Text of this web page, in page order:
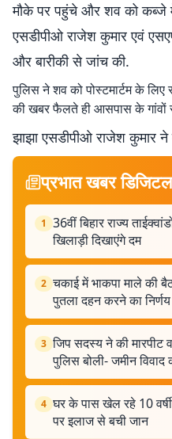
मौके पर पहुंचे और शव को कब्जे
एसडीपीओ राजेश कुमार एवं
और बारीकी से जांच की.
पुलिस ने शव को पोस्टमार्टम के
की खबर फैलते ही आसपास के गांवों
झाझा एसडीपीओ राजेश कुमार ने
प्रभात खबर डिजिटल
1 36वीं बिहार राज्य
खिलाड़ी दिखाएंगे दम
2 चकाई में भाकपा माले की
पुतला दहन करने का निर्णय
3 जिप सदस्य ने की मारपीट
पुलिस बोली- जमीन विवाद
4 घर के पास खेल रहे 10
पर इलाज से बची जान